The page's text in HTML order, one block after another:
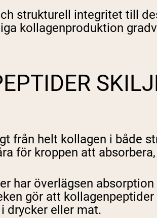
strukturell integritet till
kollagenproduktion
från helt kollagen i både
för kroppen att
har överlägsen
gör att
drycker eller mat.